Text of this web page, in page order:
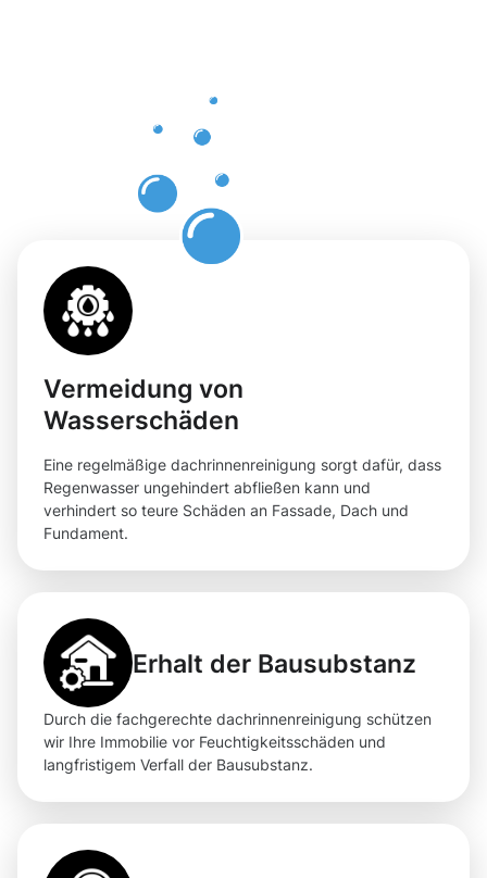
Vermeidung von
Wasserschäden
Eine regelmäßige dachrinnenreinigung sorgt dafür, dass
Regenwasser ungehindert abfließen kann und
verhindert so teure Schäden an Fassade, Dach und
Fundament.
Erhalt der Bausubstanz
Durch die fachgerechte dachrinnenreinigung schützen
wir Ihre Immobilie vor Feuchtigkeitsschäden und
langfristigem Verfall der Bausubstanz.